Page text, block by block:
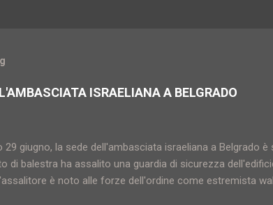
ISRAELIANA A BELGRADO
29 giugno, la sede dell'ambasciata israeliana a Belgrado
di balestra ha assalito una guardia di sicurezza
è noto alle forze dell'ordine come estremista